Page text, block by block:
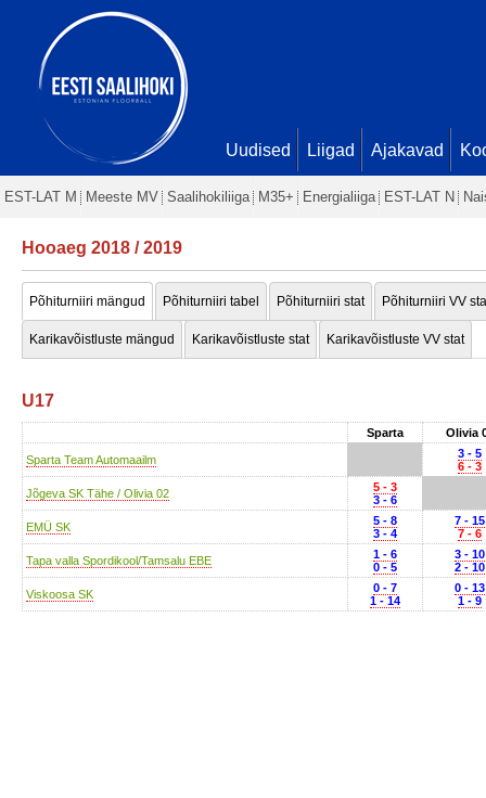
Uudised Liigad Ajakavad
EST-LAT M Meeste MV Saalihokiliiga M35+ Energialiiga EST-LAT N
Hooaeg 2018 / 2019
Põhiturniiri mängud Põhiturniiri tabel Põhiturniiri stat Põhiturniiri VV
Karikavõistluste mängud Karikavõistluste stat Karikavõistluste VV stat
U17
Sparta Olivia
Sparta Team Automaailm
3 - 5
6 - 3
Jõgeva SK Tähe / Olivia 02
5 - 3
3 - 6
EMÜ SK
5 - 8
3 - 4
7 - 15
7 - 6
Tapa valla Spordikool/Tamsalu EBE
1 - 6
0 - 5
3 - 10
2 - 10
Viskoosa SK
0 - 7
1 - 14
0 - 13
1 - 9